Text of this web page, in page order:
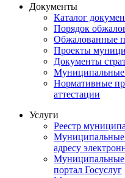
Документы
Каталог
Порядок
Обжалованные
Проекты
Документы
Нормативные
аттестации
Услуги
Реестр
Муниципальные
адресу
Муниципальные
портал Госуслуг